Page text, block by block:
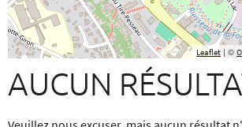
Leaflet | ©
AUCUN